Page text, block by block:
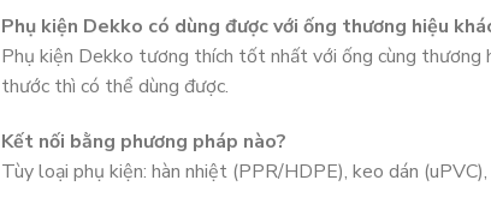
Phụ kiện Dekko có dùng được với ống thương hiệu
Phụ kiện Dekko tương thích tốt nhất với ống cùng thương
thước thì có thể dùng được.
Kết nối bằng phương pháp nào?
Tùy loại phụ kiện: hàn nhiệt (PPR/HDPE), keo dán